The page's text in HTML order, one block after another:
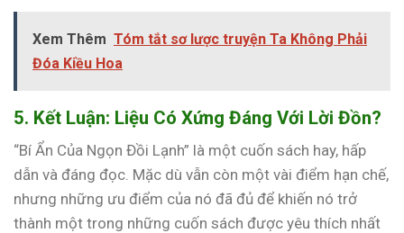
Xem Thêm Tóm tắt sơ lược truyện Ta Không Phải
Đóa Kiều Hoa
5. Kết Luận: Liệu Có Xứng Đáng Với Lời Đồn?
“Bí Ẩn Của Ngọn Đồi Lạnh” là một cuốn sách hay, hấp
dẫn và đáng đọc. Mặc dù vẫn còn một vài điểm hạn chế,
nhưng những ưu điểm của nó đã đủ để khiến nó trở
thành một trong những cuốn sách được yêu thích nhất